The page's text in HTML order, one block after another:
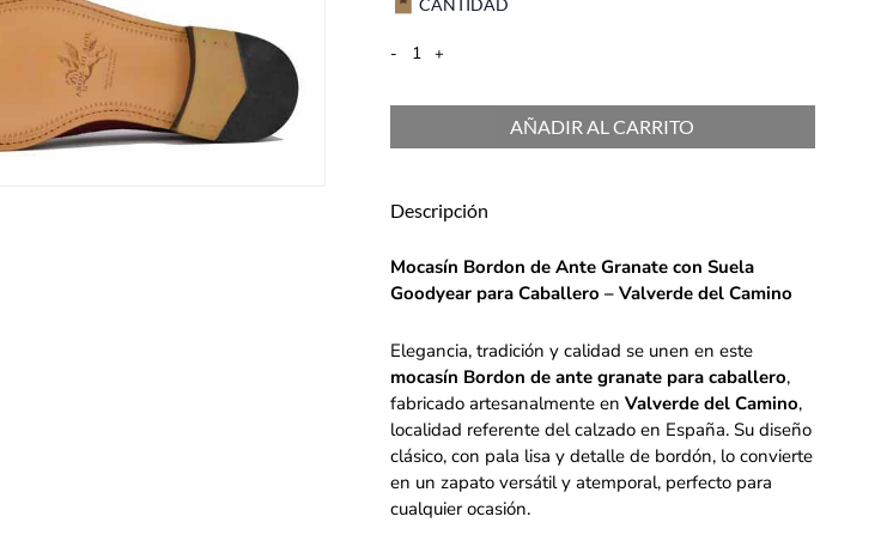
CANTIDAD
- +
AÑADIR AL CARRITO
Descripción
Mocasín Bordon de Ante Granate con Suela
Goodyear para Caballero – Valverde del Camino
Elegancia, tradición y calidad se unen en este
mocasín Bordon de ante granate para caballero,
fabricado artesanalmente en Valverde del Camino,
localidad referente del calzado en España. Su diseño
clásico, con pala lisa y detalle de bordón, lo convierte
en un zapato versátil y atemporal, perfecto para
cualquier ocasión.